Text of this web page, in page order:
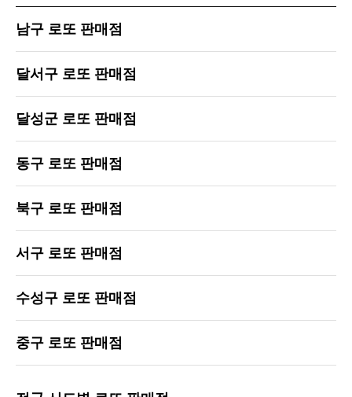
남구 로또 판매점
달서구 로또 판매점
달성군 로또 판매점
동구 로또 판매점
북구 로또 판매점
서구 로또 판매점
수성구 로또 판매점
중구 로또 판매점